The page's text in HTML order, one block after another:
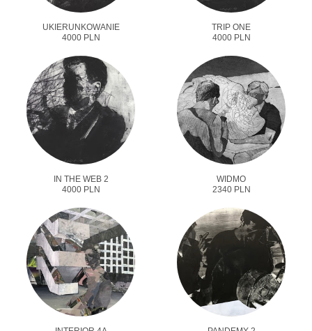
UKIERUNKOWANIE
4000 PLN
TRIP ONE
4000 PLN
IN THE WEB 2
4000 PLN
WIDMO
2340 PLN